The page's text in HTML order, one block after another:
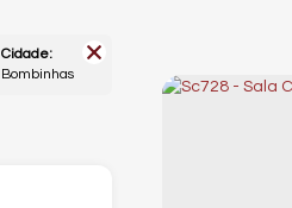
Cidade:
Bombinhas